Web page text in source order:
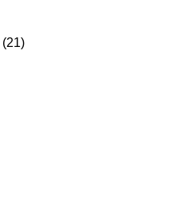
(21)